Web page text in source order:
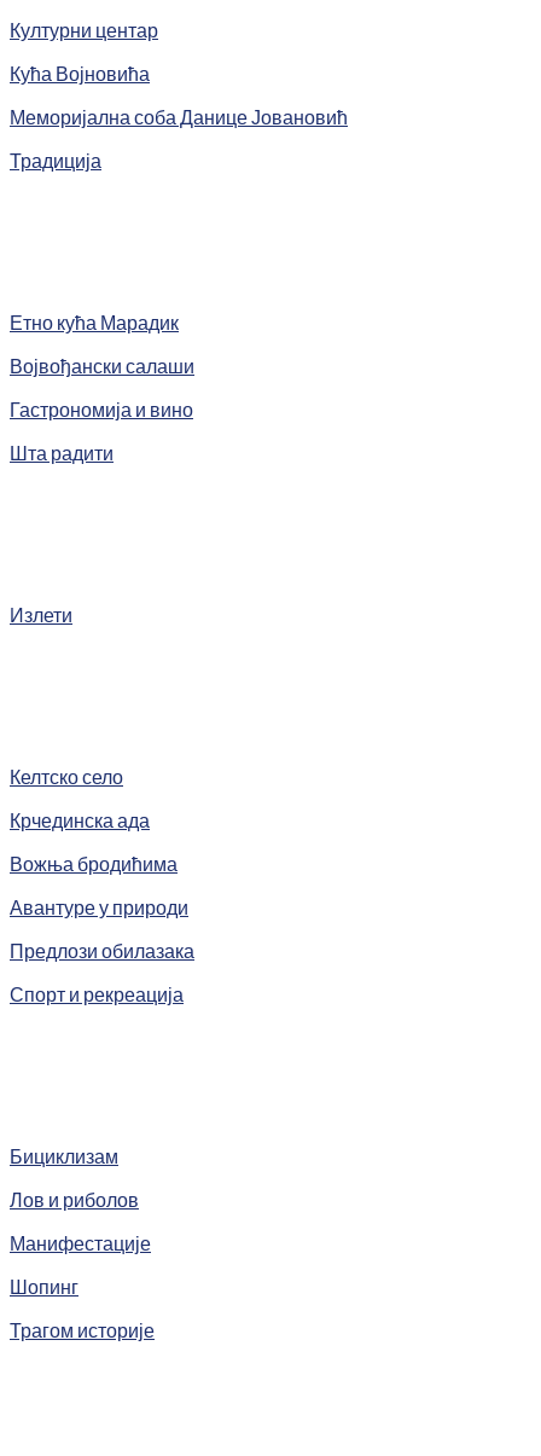
Културни центар
Кућа Војновића
Меморијална соба Данице Јовановић
Традиција
Етно кућа Марадик
Војвођански салаши
Гастрономија и вино
Шта радити
Излети
Келтско село
Крчединска ада
Вожња бродићима
Авантуре у природи
Предлози обилазака
Спорт и рекреација
Бициклизам
Лов и риболов
Манифестације
Шопинг
Трагом историје